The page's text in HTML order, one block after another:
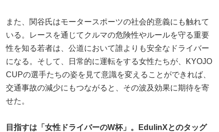
また、関谷氏はモータースポーツの社会的意義にも触れて
いる。レースを通じてクルマの危険性やルールを守る重要
性を知る若者は、公道において誰よりも安全なドライバー
になる。そして、日常的に運転をする女性たちが、KYOJO
CUPの選手たちの姿を見て意識を変えることができれば、
交通事故の減少にもつながると、その波及効果に期待を寄
せた。
目指すは「女性ドライバーのW杯」。EdulinXとのタッグ